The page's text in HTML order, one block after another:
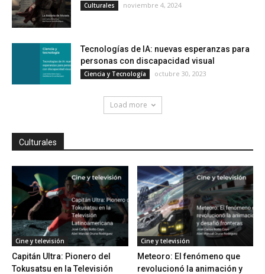
Culturales noviembre 4, 2024
Tecnologías de IA: nuevas esperanzas para
personas con discapacidad visual
Ciencia y Tecnología octubre 30, 2023
Load more
Culturales
Cine y televisión
Capitán Ultra: Pionero del
Tokusatsu en la Televisión
Cine y televisión
Meteoro: El fenómeno que
revolucionó la animación y